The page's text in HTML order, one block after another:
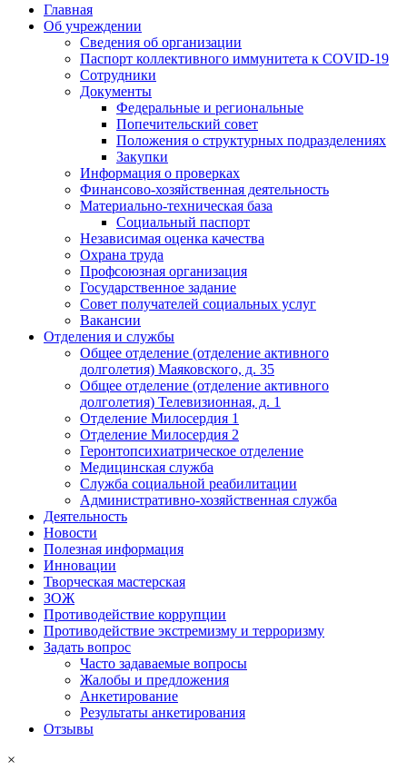
Главная
Об учреждении
Сведения об организации
Паспорт коллективного иммунитета к COVID-19
Сотрудники
Документы
Федеральные и региональные
Попечительский совет
Положения о структурных подразделениях
Закупки
Информация о проверках
Финансово-хозяйственная деятельность
Материально-техническая база
Социальный паспорт
Независимая оценка качества
Охрана труда
Профсоюзная организация
Государственное задание
Совет получателей социальных услуг
Вакансии
Отделения и службы
Общее отделение (отделение активного
долголетия) Маяковского, д. 35
Общее отделение (отделение активного
долголетия) Телевизионная, д. 1
Отделение Милосердия 1
Отделение Милосердия 2
Геронтопсихиатрическое отделение
Медицинская служба
Служба социальной реабилитации
Административно-хозяйственная служба
Деятельность
Новости
Полезная информация
Инновации
Творческая мастерская
ЗОЖ
Противодействие коррупции
Противодействие экстремизму и терроризму
Задать вопрос
Часто задаваемые вопросы
Жалобы и предложения
Анкетирование
Результаты анкетирования
Отзывы
×